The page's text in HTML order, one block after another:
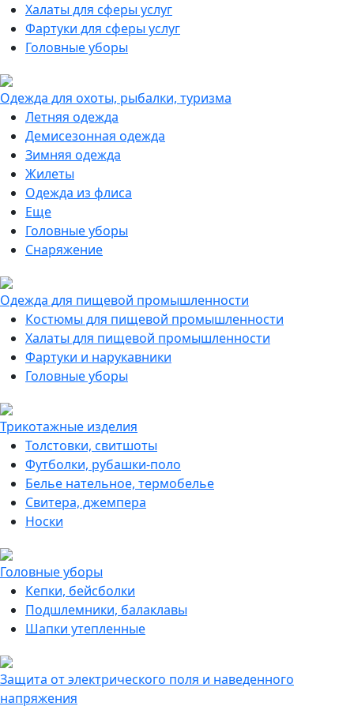
Халаты для сферы услуг
Фартуки для сферы услуг
Головные уборы
Одежда для охоты, рыбалки, туризма
Летняя одежда
Демисезонная одежда
Зимняя одежда
Жилеты
Одежда из флиса
Еще
Головные уборы
Снаряжение
Одежда для пищевой промышленности
Костюмы для пищевой промышленности
Халаты для пищевой промышленности
Фартуки и нарукавники
Головные уборы
Трикотажные изделия
Толстовки, свитшоты
Футболки, рубашки-поло
Белье нательное, термобелье
Свитера, джемпера
Носки
Головные уборы
Кепки, бейсболки
Подшлемники, балаклавы
Шапки утепленные
Защита от электрического поля и наведенного
напряжения